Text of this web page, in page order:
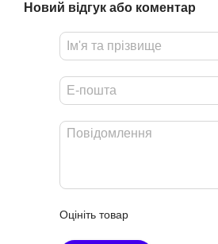
Новий відгук або коментар
Оцініть товар